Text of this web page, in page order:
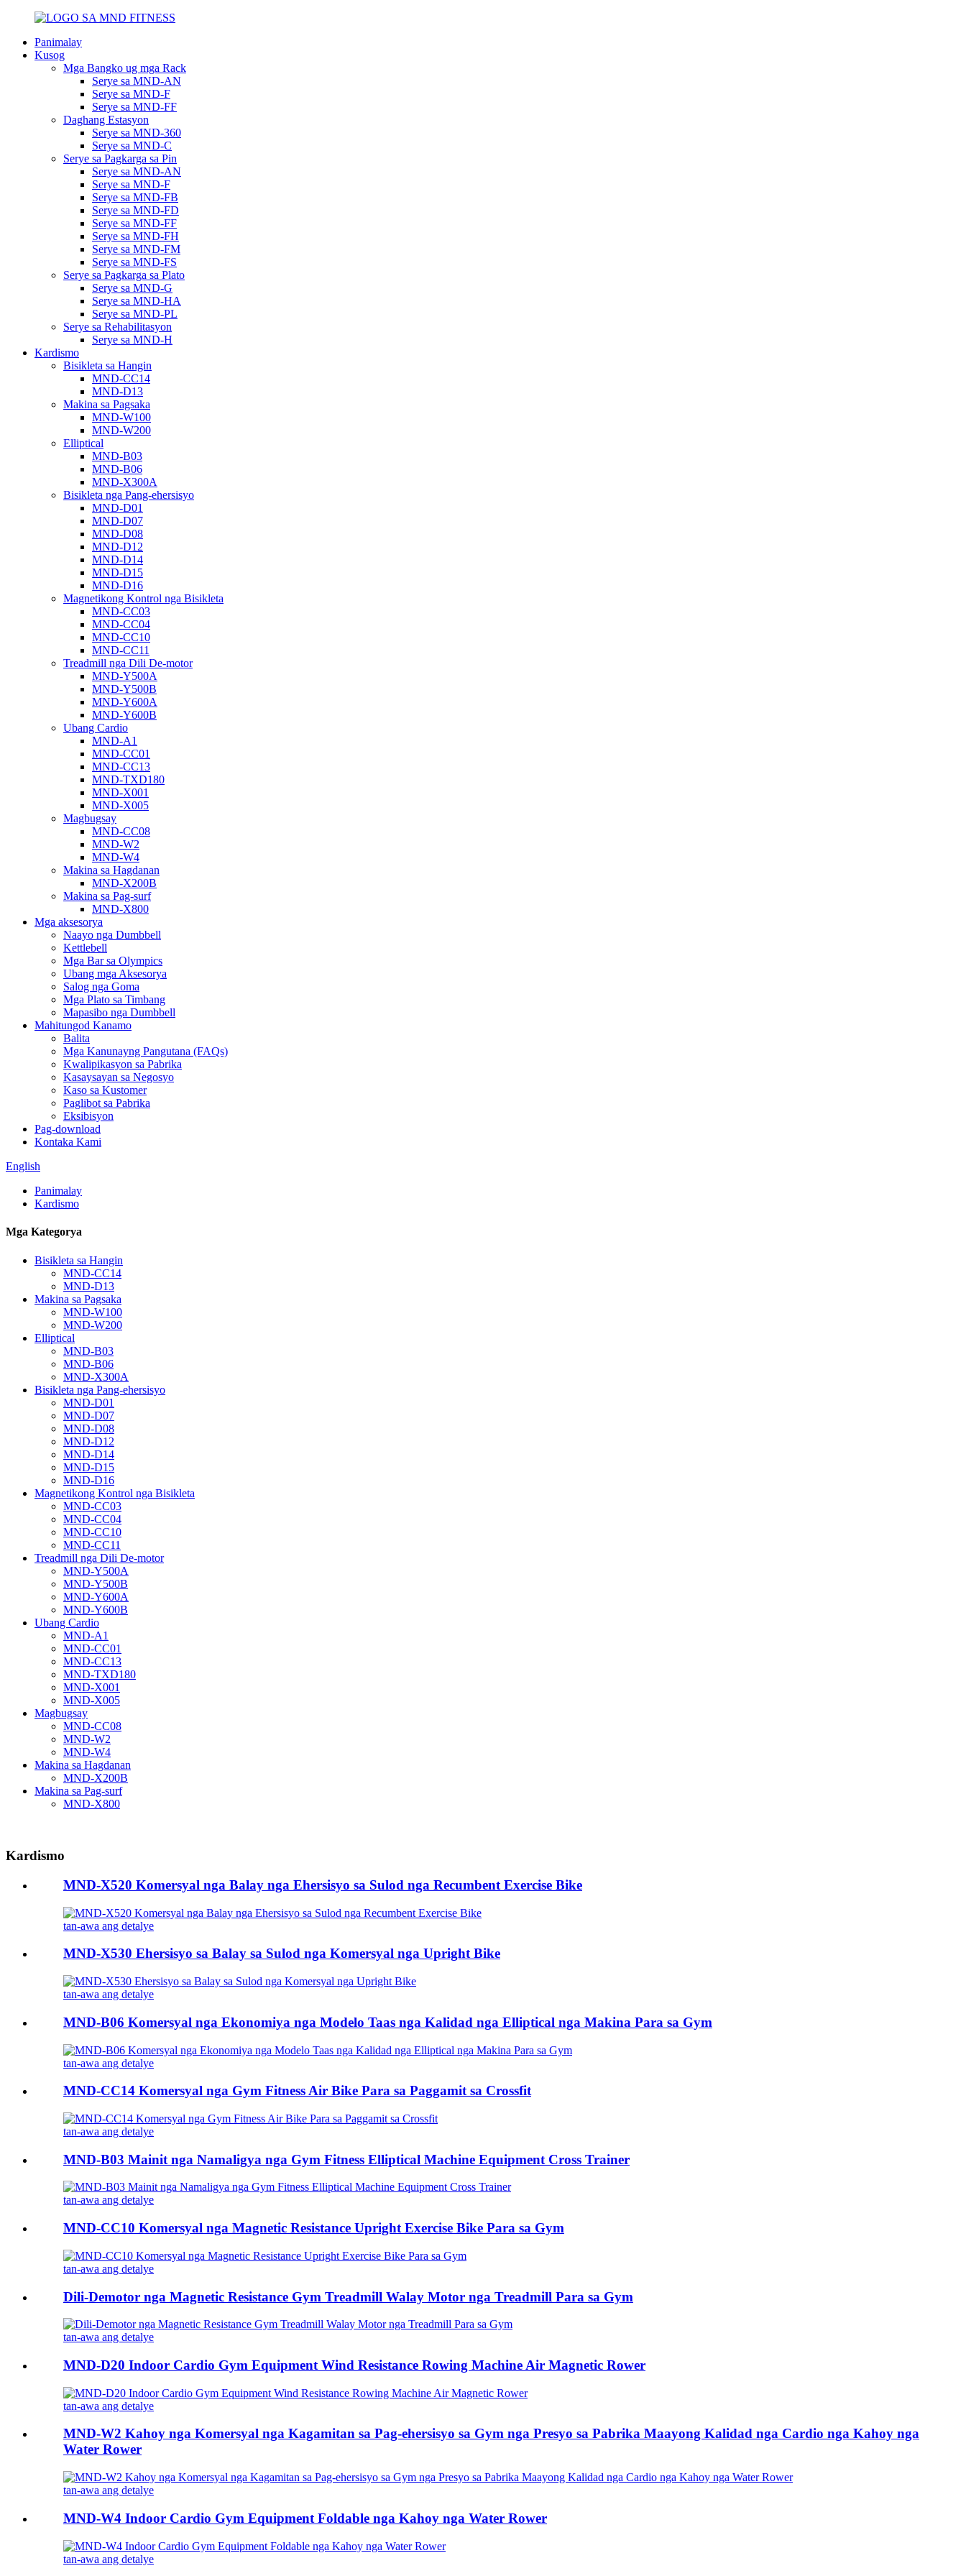
Panimalay
Kusog
Mga Bangko ug mga Rack
Serye sa MND-AN
Serye sa MND-F
Serye sa MND-FF
Daghang Estasyon
Serye sa MND-360
Serye sa MND-C
Serye sa Pagkarga sa Pin
Serye sa MND-AN
Serye sa MND-F
Serye sa MND-FB
Serye sa MND-FD
Serye sa MND-FF
Serye sa MND-FH
Serye sa MND-FM
Serye sa MND-FS
Serye sa Pagkarga sa Plato
Serye sa MND-G
Serye sa MND-HA
Serye sa MND-PL
Serye sa Rehabilitasyon
Serye sa MND-H
Kardismo
Bisikleta sa Hangin
MND-CC14
MND-D13
Makina sa Pagsaka
MND-W100
MND-W200
Elliptical
MND-B03
MND-B06
MND-X300A
Bisikleta nga Pang-ehersisyo
MND-D01
MND-D07
MND-D08
MND-D12
MND-D14
MND-D15
MND-D16
Magnetikong Kontrol nga Bisikleta
MND-CC03
MND-CC04
MND-CC10
MND-CC11
Treadmill nga Dili De-motor
MND-Y500A
MND-Y500B
MND-Y600A
MND-Y600B
Ubang Cardio
MND-A1
MND-CC01
MND-CC13
MND-TXD180
MND-X001
MND-X005
Magbugsay
MND-CC08
MND-W2
MND-W4
Makina sa Hagdanan
MND-X200B
Makina sa Pag-surf
MND-X800
Mga aksesorya
Naayo nga Dumbbell
Kettlebell
Mga Bar sa Olympics
Ubang mga Aksesorya
Salog nga Goma
Mga Plato sa Timbang
Mapasibo nga Dumbbell
Mahitungod Kanamo
Balita
Mga Kanunayng Pangutana (FAQs)
Kwalipikasyon sa Pabrika
Kasaysayan sa Negosyo
Kaso sa Kustomer
Paglibot sa Pabrika
Eksibisyon
Pag-download
Kontaka Kami
English
Panimalay
Kardismo
Mga Kategorya
Bisikleta sa Hangin
MND-CC14
MND-D13
Makina sa Pagsaka
MND-W100
MND-W200
Elliptical
MND-B03
MND-B06
MND-X300A
Bisikleta nga Pang-ehersisyo
MND-D01
MND-D07
MND-D08
MND-D12
MND-D14
MND-D15
MND-D16
Magnetikong Kontrol nga Bisikleta
MND-CC03
MND-CC04
MND-CC10
MND-CC11
Treadmill nga Dili De-motor
MND-Y500A
MND-Y500B
MND-Y600A
MND-Y600B
Ubang Cardio
MND-A1
MND-CC01
MND-CC13
MND-TXD180
MND-X001
MND-X005
Magbugsay
MND-CC08
MND-W2
MND-W4
Makina sa Hagdanan
MND-X200B
Makina sa Pag-surf
MND-X800
Kardismo
MND-X520 Komersyal nga Balay nga Ehersisyo sa Sulod nga Recumbent Exercise Bike
tan-awa ang detalye
MND-X530 Ehersisyo sa Balay sa Sulod nga Komersyal nga Upright Bike
tan-awa ang detalye
MND-B06 Komersyal nga Ekonomiya nga Modelo Taas nga Kalidad nga Elliptical nga Makina Para sa Gym
tan-awa ang detalye
MND-CC14 Komersyal nga Gym Fitness Air Bike Para sa Paggamit sa Crossfit
tan-awa ang detalye
MND-B03 Mainit nga Namaligya nga Gym Fitness Elliptical Machine Equipment Cross Trainer
tan-awa ang detalye
MND-CC10 Komersyal nga Magnetic Resistance Upright Exercise Bike Para sa Gym
tan-awa ang detalye
Dili-Demotor nga Magnetic Resistance Gym Treadmill Walay Motor nga Treadmill Para sa Gym
tan-awa ang detalye
MND-D20 Indoor Cardio Gym Equipment Wind Resistance Rowing Machine Air Magnetic Rower
tan-awa ang detalye
MND-W2 Kahoy nga Komersyal nga Kagamitan sa Pag-ehersisyo sa Gym nga Presyo sa Pabrika Maayong Kalidad nga Cardio nga Kahoy nga
Water Rower
tan-awa ang detalye
MND-W4 Indoor Cardio Gym Equipment Foldable nga Kahoy nga Water Rower
tan-awa ang detalye